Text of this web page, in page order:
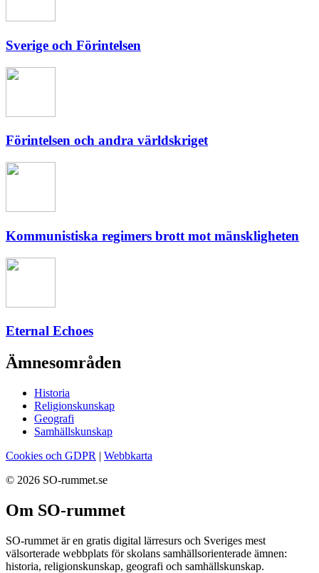
Sverige och Förintelsen
Förintelsen och andra världskriget
Kommunistiska regimers brott mot mänskligheten
Eternal Echoes
Ämnesområden
Historia
Religionskunskap
Geografi
Samhällskunskap
Cookies och GDPR | Webbkarta
© 2026 SO-rummet.se
Om SO-rummet
SO-rummet är en gratis digital lärresurs och Sveriges mest
välsorterade webbplats för skolans samhällsorienterade ämnen:
historia, religionskunskap, geografi och samhällskunskap.